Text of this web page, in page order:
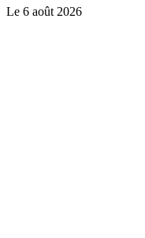
Le 6 août 2026